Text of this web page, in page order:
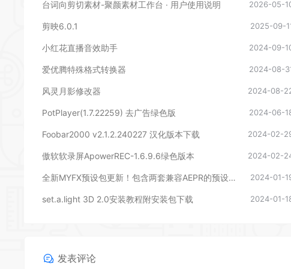
台词向剪切素材-聚颜素材工作台 · 用户使用说明 2026-05-
剪映6.0.1 2025-09-
小红花直播音效助手 2024-09-
爱优腾特殊格式转换器 2024-08-
风灵月影修改器 2024-08-
PotPlayer(1.7.22259) 去广告绿色版 2024-06-
Foobar2000 v2.1.2.240227 汉化版本下载 2024-02-
傲软软录屏ApowerREC-1.6.9.6绿色版本 2024-02-
全新MYFX预设包更新！包含两套兼容AEPR的预设，后期剪辑包装必备 2024-01-
set.a.light 3D 2.0安装教程附安装包下载 2024-01-
发表评论